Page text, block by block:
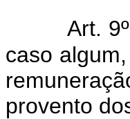
Art.
caso
provento